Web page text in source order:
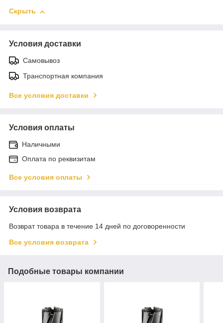
Скрыть
Условия доставки
Самовывоз
Транспортная компания
Все условия доставки
Условия оплаты
Наличными
Оплата по реквизитам
Все условия оплаты
Условия возврата
Возврат товара в течение 14 дней по договоренности
Все условия возврата
Подобные товары компании